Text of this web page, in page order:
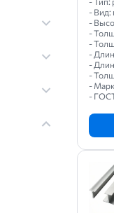
- Вид:
-
-
-
-
-
-
-
-